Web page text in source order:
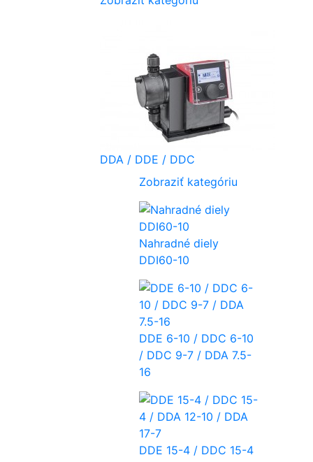
DDA / DDE / DDC
Zobraziť kategóriu
Nahradné diely
DDI60-10
DDE 6-10 / DDC 6-10
/ DDC 9-7 / DDA 7.5-
16
DDE 15-4 / DDC 15-4